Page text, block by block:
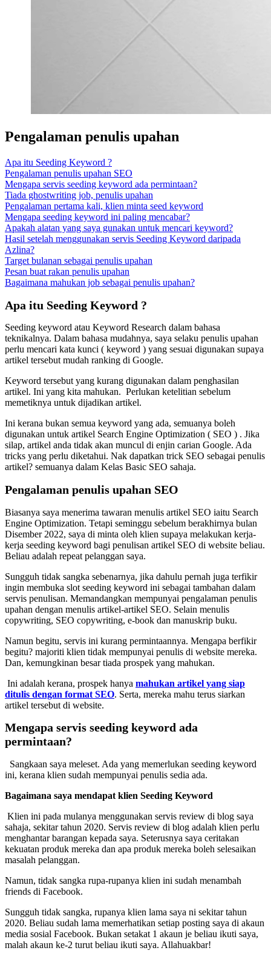
Pengalaman penulis upahan
Apa itu Seeding Keyword ?
Pengalaman penulis upahan SEO
Mengapa servis seeding keyword ada permintaan?
Tiada ghostwriting job, penulis upahan
Pengalaman pertama kali, klien minta seed keyword
Mengapa seeding keyword ini paling mencabar?
Apakah alatan yang saya gunakan untuk mencari keyword?
Hasil setelah menggunakan servis Seeding Keyword daripada
Azlina?
Target bulanan sebagai penulis upahan
Pesan buat rakan penulis upahan
Bagaimana mahukan job sebagai penulis upahan?
Apa itu Seeding Keyword ?
Seeding keyword atau Keyword Research dalam bahasa
teknikalnya. Dalam bahasa mudahnya, saya selaku penulis upahan
perlu mencari kata kunci ( keyword ) yang sesuai digunakan supaya
artikel tersebut mudah ranking di Google.
Keyword tersebut yang kurang digunakan dalam penghasilan
artikel. Ini yang kita mahukan. Perlukan ketelitian sebelum
memetiknya untuk dijadikan artikel.
Ini kerana bukan semua keyword yang ada, semuanya boleh
digunakan untuk artikel Search Engine Optimization ( SEO ) . Jika
silap, artikel anda tidak akan muncul di enjin carian Google. Ada
tricks yang perlu diketahui. Nak dapatkan trick SEO sebagai penulis
artikel? semuanya dalam Kelas Basic SEO sahaja.
Pengalaman penulis upahan SEO
Biasanya saya menerima tawaran menulis artikel SEO iaitu Search
Engine Optimization. Tetapi seminggu sebelum berakhirnya bulan
Disember 2022, saya di minta oleh klien supaya melakukan kerja-
kerja seeding keyword bagi penulisan artikel SEO di website beliau.
Beliau adalah repeat pelanggan saya.
Sungguh tidak sangka sebenarnya, jika dahulu pernah juga terfikir
ingin membuka slot seeding keyword ini sebagai tambahan dalam
servis penulisan. Memandangkan mempunyai pengalaman penulis
upahan dengan menulis artikel-artikel SEO. Selain menulis
copywriting, SEO copywriting, e-book dan manuskrip buku.
Namun begitu, servis ini kurang permintaannya. Mengapa berfikir
begitu? majoriti klien tidak mempunyai penulis di website mereka.
Dan, kemungkinan besar tiada prospek yang mahukan.
Ini adalah kerana, prospek hanya mahukan artikel yang siap
ditulis dengan format SEO. Serta, mereka mahu terus siarkan
artikel tersebut di website.
Mengapa servis seeding keyword ada
permintaan?
Sangkaan saya meleset. Ada yang memerlukan seeding keyword
ini, kerana klien sudah mempunyai penulis sedia ada.
Bagaimana saya mendapat klien Seeding Keyword
Klien ini pada mulanya menggunakan servis review di blog saya
sahaja, sekitar tahun 2020. Servis review di blog adalah klien perlu
menghantar barangan kepada saya. Seterusnya saya ceritakan
kekuatan produk mereka dan apa produk mereka boleh selesaikan
masalah pelanggan.
Namun, tidak sangka rupa-rupanya klien ini sudah menambah
friends di Facebook.
Sungguh tidak sangka, rupanya klien lama saya ni sekitar tahun
2020. Beliau sudah lama memerhatikan setiap posting saya di akaun
media sosial Facebook. Bukan setakat 1 akaun je beliau ikuti saya,
malah akaun ke-2 turut beliau ikuti saya. Allahuakbar!